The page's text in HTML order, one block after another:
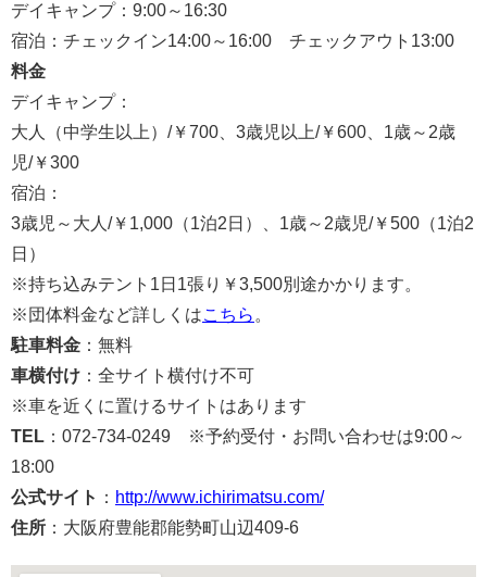
デイキャンプ：9:00～16:30
宿泊：チェックイン14:00～16:00 チェックアウト13:00
料金
デイキャンプ：
大人（中学生以上）/￥700、3歳児以上/￥600、1歳～2歳
児/￥300
宿泊：
3歳児～大人/￥1,000（1泊2日）、1歳～2歳児/￥500（1泊2
日）
※持ち込みテント1日1張り￥3,500別途かかります。
※団体料金など詳しくはこちら 。
駐車料金 ：無料
車横付け ：全サイト横付け不可
※車を近くに置けるサイトはあります
TEL ：072-734-0249 ※予約受付・お問い合わせは9:00～
18:00
公式サイト ： http://www.ichirimatsu.com/
住所 ：大阪府豊能郡能勢町山辺409-6